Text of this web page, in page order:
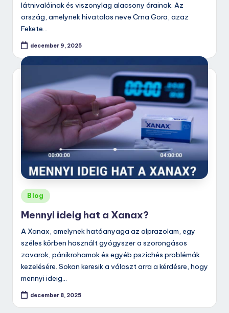
látnivalóinak és viszonylag alacsony árainak. Az
ország, amelynek hivatalos neve Crna Gora, azaz
Fekete…
december 9, 2025
Posted
in
Blog
Mennyi ideig hat a Xanax?
A Xanax, amelynek hatóanyaga az alprazolam, egy
széles körben használt gyógyszer a szorongásos
zavarok, pánikrohamok és egyéb pszichés problémák
kezelésére. Sokan keresik a választ arra a kérdésre, hogy
mennyi ideig…
december 8, 2025